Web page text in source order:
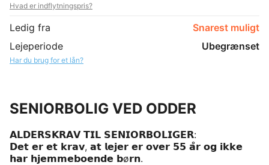
Hvad er indflytningspris?
Ledig fra
Snarest muligt
Lejeperiode
Ubegrænset
Har du brug for et lån?
SENIORBOLIG VED ODDER
𝗔𝗟𝗗𝗘𝗥𝗦𝗞𝗥𝗔𝗩 𝗧𝗜𝗟 𝗦𝗘𝗡𝗜𝗢𝗥𝗕𝗢𝗟𝗜𝗚𝗘𝗥:
𝗗𝗲𝘁 𝗲𝗿 𝗲𝘁 𝗸𝗿𝗮𝘃, 𝗮𝘁 𝗹𝗲𝗷𝗲𝗿 𝗲𝗿 𝗼𝘃𝗲𝗿 𝟱𝟱 𝗮̊𝗿 𝗼𝗴 𝗶𝗸𝗸𝗲
𝗵𝗮𝗿 𝗵𝗷𝗲𝗺𝗺𝗲𝗯𝗼𝗲𝗻𝗱𝗲 𝗯ø𝗿𝗻.